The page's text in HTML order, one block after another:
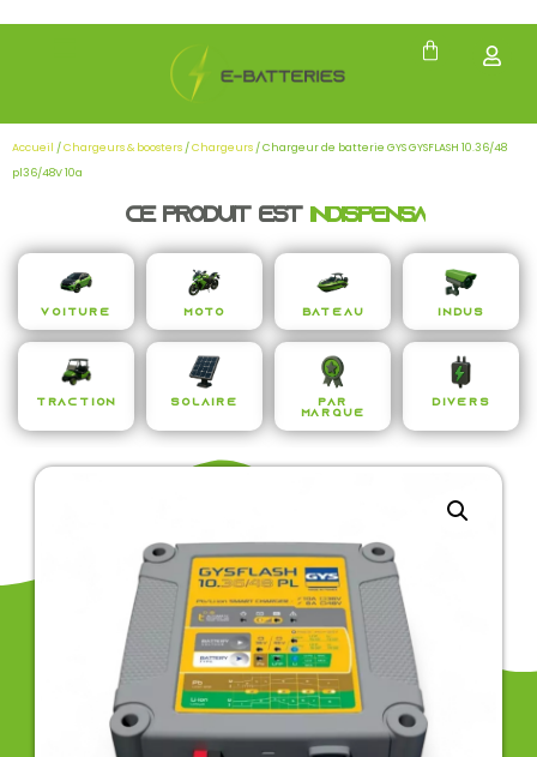
Accueil /Chargeurs & boosters /Chargeurs / Chargeur de batterie GYS GYSFLASH 10.36/48
pl36/48V 10a
Ce produit estin dispensabl
Voiture Moto Bateau Indus
Traction Solaire
Par
Marque
Divers